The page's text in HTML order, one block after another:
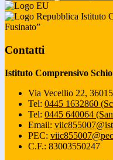
Istituto
Fusinato”
Contatti
Istituto Comprensivo
Via Vecellio 22,
Tel: 0445 1632860
Tel: 0445 640064
Email:
PEC:
C.F.: 83003550247